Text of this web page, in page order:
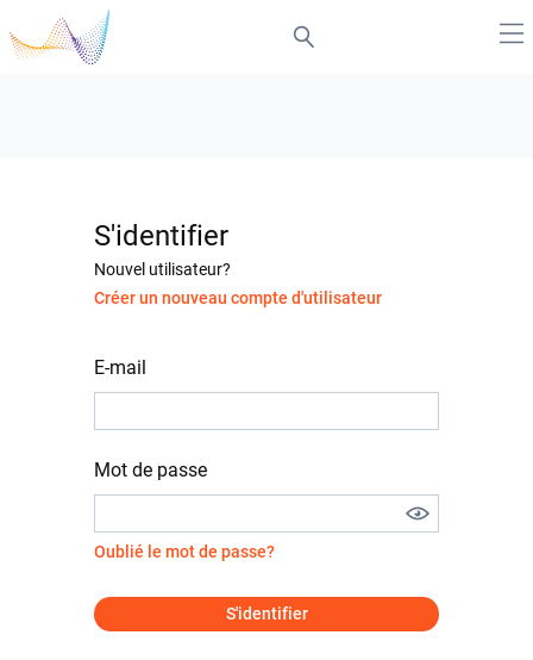
S'identifier
Nouvel utilisateur?
Créer un nouveau compte d'utilisateur
E-mail
Mot de passe
Oublié le mot de passe?
S'identifier